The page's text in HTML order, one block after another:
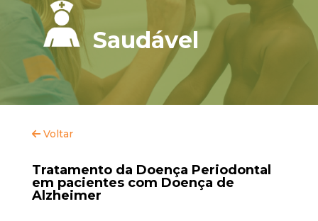
Saudável
Voltar
Tratamento da Doença Periodontal
em pacientes com Doença de
Alzheimer